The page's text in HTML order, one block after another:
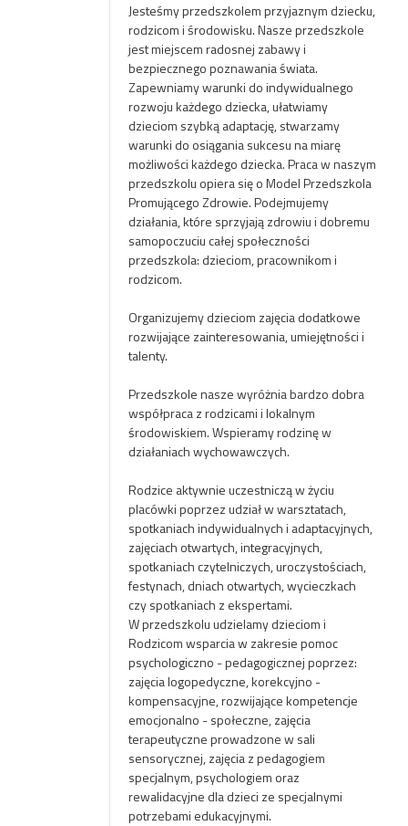
Jesteśmy przedszkolem przyjaznym dziecku,
rodzicom i środowisku.Nasze przedszkole
jest miejscem radosnej zabawy i
bezpiecznego poznawania świata.
Zapewniamy warunki do indywidualnego
rozwoju każdego dziecka, ułatwiamy
dzieciom szybką adaptację, stwarzamy
warunki do osiągania sukcesu na miarę
możliwości każdego dziecka. Praca w naszym
przedszkolu opiera się o Model Przedszkola
Promującego Zdrowie. Podejmujemy
działania, które sprzyjają zdrowiu i dobremu
samopoczuciu całej społeczności
przedszkola: dzieciom, pracownikom i
rodzicom.
Organizujemy dzieciom zajęcia dodatkowe
rozwijające zainteresowania, umiejętności i
talenty.
Przedszkole nasze wyróżnia bardzo dobra
współpraca z rodzicami i lokalnym
środowiskiem. Wspieramy rodzinę w
działaniach wychowawczych.
Rodzice aktywnie uczestniczą w życiu
placówki poprzez udział w warsztatach,
spotkaniach indywidualnych i adaptacyjnych,
zajęciach otwartych, integracyjnych,
spotkaniach czytelniczych, uroczystościach,
festynach, dniach otwartych, wycieczkach
czy spotkaniach z ekspertami.
W przedszkolu udzielamy dzieciom i
Rodzicom wsparcia w zakresie pomoc
psychologiczno - pedagogicznej poprzez:
zajęcia logopedyczne, korekcyjno -
kompensacyjne, rozwijające kompetencje
emocjonalno - społeczne, zajęcia
terapeutyczne prowadzone w sali
sensorycznej, zajęcia z pedagogiem
specjalnym, psychologiem oraz
rewalidacyjne dla dzieci ze specjalnymi
potrzebami edukacyjnymi.